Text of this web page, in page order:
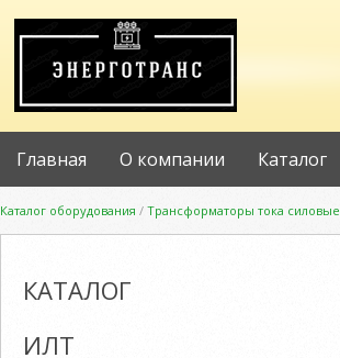
Главная О компании Каталог
Каталог оборудования / Трансформаторы тока силовые
КАТАЛОГ
ИЛТ